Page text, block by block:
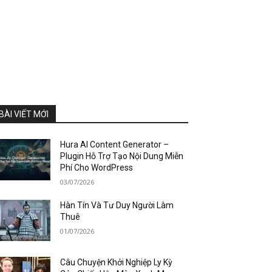
VIẾT MỚI
Hura AI Content Generator –
Plugin Hỗ Trợ Tạo Nội Dung Miễn
Phí Cho WordPress
03/07/2026
Hàn Tín Và Tư Duy Người Làm
Thuê
01/07/2026
Câu Chuyện Khởi Nghiệp Ly Kỳ